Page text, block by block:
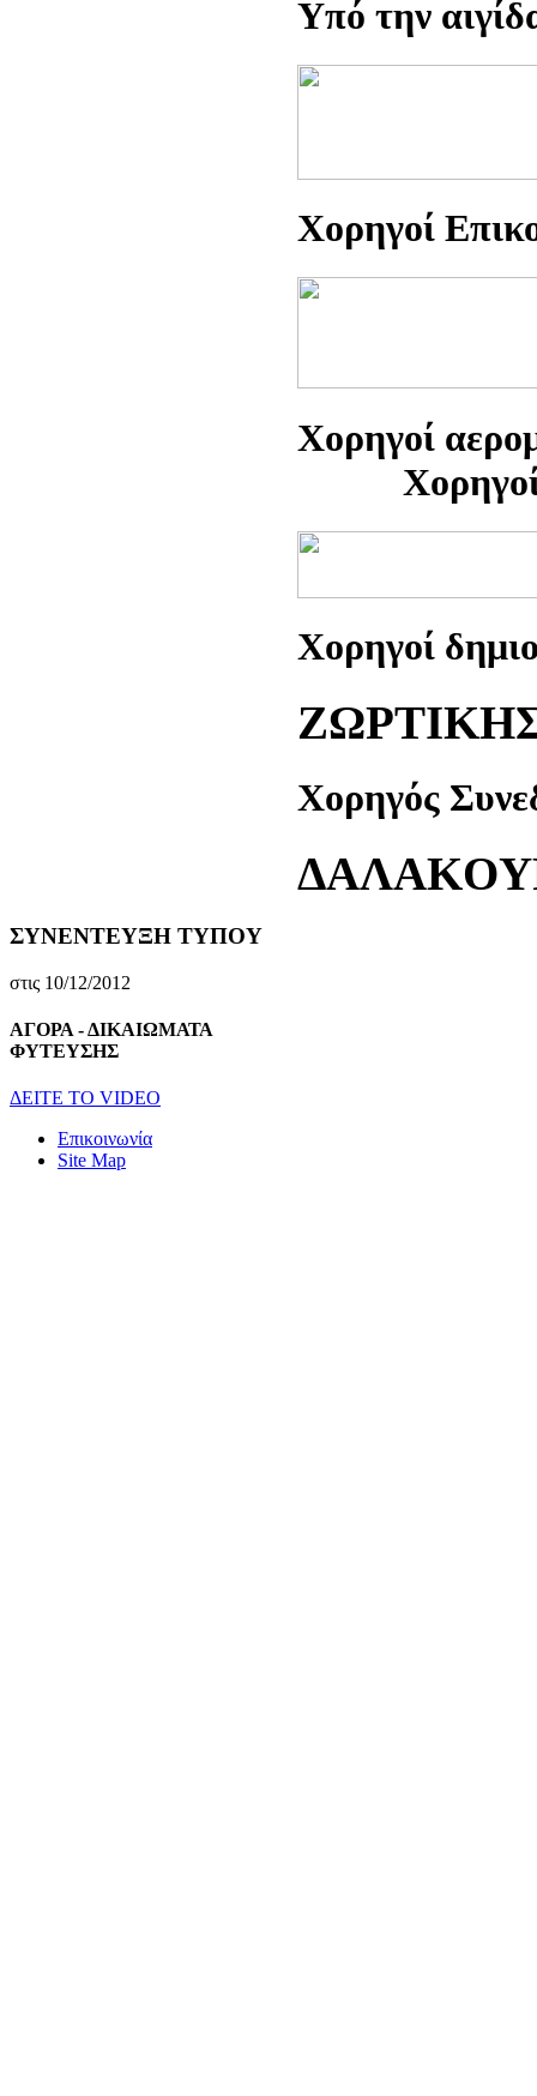
Yπό την
Xορηγοί
Xορηγοί
Xορηγοί
Xορηγός
ΣΥΝΕΝΤΕΥΞΗ ΤΥΠΟΥ
στις 10/12/2012
ΑΓΟΡΑ - ΔΙΚΑΙΩΜΑΤΑ
ΦΥΤΕΥΣΗΣ
ΔEITE TO VIDEO
Επικοινωνία
Site Map